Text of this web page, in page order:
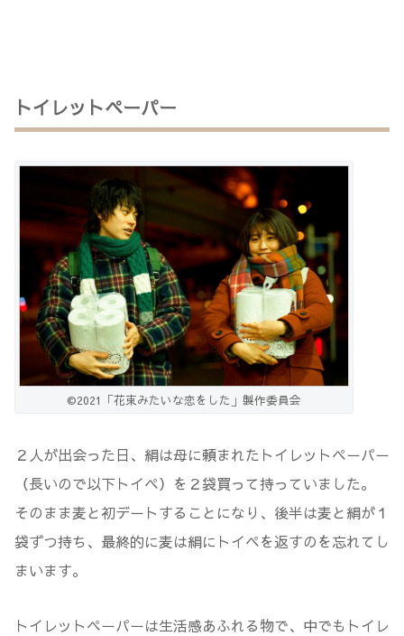
トイレットペーパー
©2021「花束みたいな恋をした」製作委員会
２人が出会った日、絹は母に頼まれたトイレットペーパー
（長いので以下トイペ）を２袋買って持っていました。
そのまま麦と初デートすることになり、後半は麦と絹が１
袋ずつ持ち、最終的に麦は絹にトイペを返すのを忘れてし
まいます。
トイレットペーパーは生活感あふれる物で、中でもトイレ